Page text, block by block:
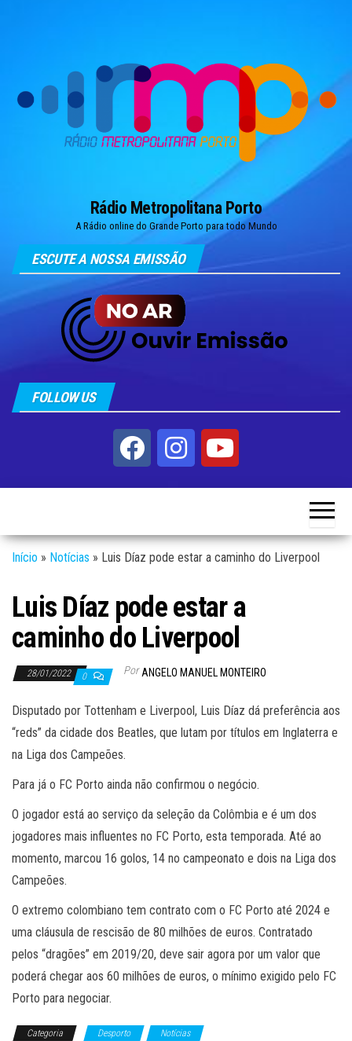
Rádio Metropolitana Porto
A Rádio online do Grande Porto para todo Mundo
ESCUTE A NOSSA EMISSÃO
FOLLOW US
Início » Notícias » Luis Díaz pode estar a caminho do Liverpool
Luis Díaz pode estar a
caminho do Liverpool
28/01/2022 0 Por ANGELO MANUEL MONTEIRO
Disputado por Tottenham e Liverpool, Luis Díaz dá preferência aos
“reds” da cidade dos Beatles, que lutam por títulos em Inglaterra e
na Liga dos Campeões.
Para já o FC Porto ainda não confirmou o negócio.
O jogador está ao serviço da seleção da Colômbia e é um dos
jogadores mais influentes no FC Porto, esta temporada. Até ao
momento, marcou 16 golos, 14 no campeonato e dois na Liga dos
Campeões.
O extremo colombiano tem contrato com o FC Porto até 2024 e
uma cláusula de rescisão de 80 milhões de euros. Contratado
pelos “dragões” em 2019/20, deve sair agora por um valor que
poderá chegar aos 60 milhões de euros, o mínimo exigido pelo FC
Porto para negociar.
Categoria Desporto Notícias